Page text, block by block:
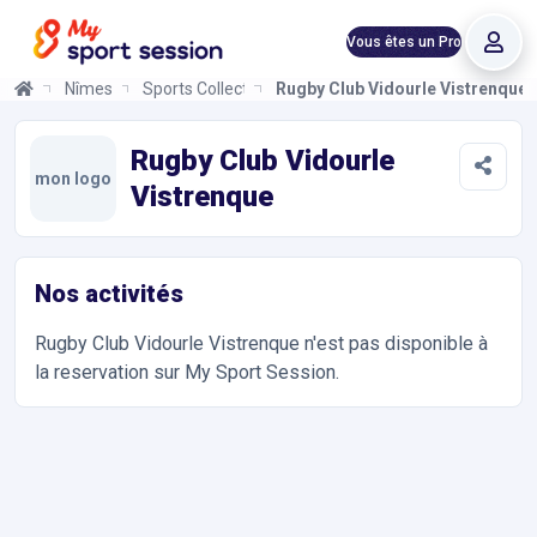
Vous êtes un Pro
Nîmes Sports Collectifs Rugby Club Vidourle Vistrenque
mon logo
Rugby Club Vidourle
Vistrenque
Nos activités
Rugby Club Vidourle Vistrenque n'est pas disponible à
la reservation sur My Sport Session.